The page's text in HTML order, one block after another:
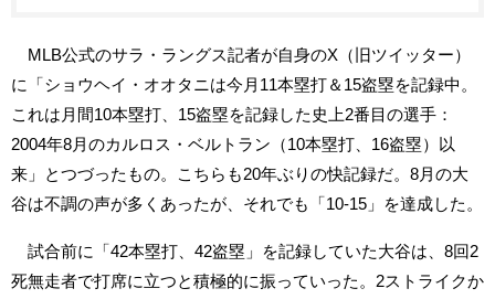
MLB公式のサラ・ラングス記者が自身のX（旧ツイッター）
に「ショウヘイ・オオタニは今月11本塁打＆15盗塁を記録中。
これは月間10本塁打、15盗塁を記録した史上2番目の選手：
2004年8月のカルロス・ベルトラン（10本塁打、16盗塁）以
来」とつづったもの。こちらも20年ぶりの快記録だ。8月の大
谷は不調の声が多くあったが、それでも「10-15」を達成した。
試合前に「42本塁打、42盗塁」を記録していた大谷は、8回2
死無走者で打席に立つと積極的に振っていった。2ストライクか